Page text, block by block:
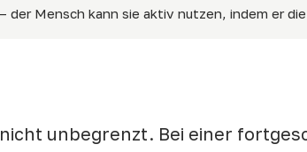
Mensch kann sie aktiv nutzen, indem er
unbegrenzt. Bei einer